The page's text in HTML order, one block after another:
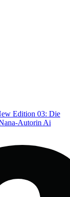
Edition 03: Die
Autorin Ai